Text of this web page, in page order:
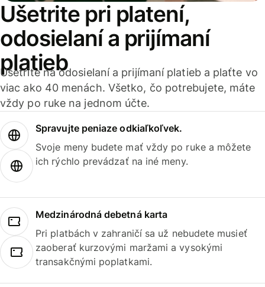
Ušetrite pri platení,
odosielaní a prijímaní
platieb
Ušetrite na odosielaní a prijímaní platieb a plaťte vo
viac ako 40 menách. Všetko, čo potrebujete, máte
vždy po ruke na jednom účte.
Spravujte peniaze odkiaľkoľvek.
Svoje meny budete mať vždy po ruke a môžete
ich rýchlo prevádzať na iné meny.
Medzinárodná debetná karta
Pri platbách v zahraničí sa už nebudete musieť
zaoberať kurzovými maržami a vysokými
transakčnými poplatkami.